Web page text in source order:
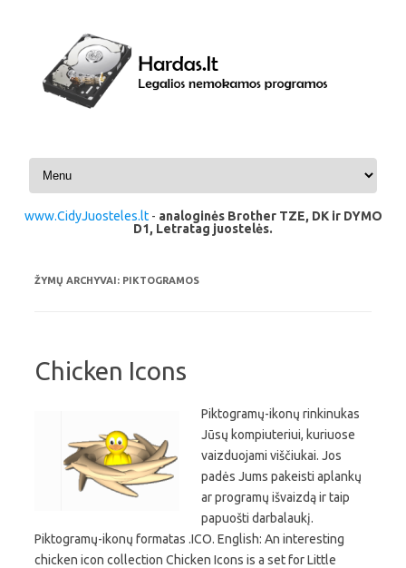
Pereiti prie turinio
www.CidyJuosteles.lt- analoginės Brother TZE, DK ir DYMO
D1, Letratag juostelės.
ŽYMŲ ARCHYVAI: PIKTOGRAMOS
Chicken Icons
Piktogramų-ikonų rinkinukas
Jūsų kompiuteriui, kuriuose
vaizduojami viščiukai. Jos
padės Jums pakeisti aplankų
ar programų išvaizdą ir taip
papuošti darbalaukį.
Piktogramų-ikonų formatas .ICO. English: An interesting
chicken icon collection Chicken Icons is a set for Little